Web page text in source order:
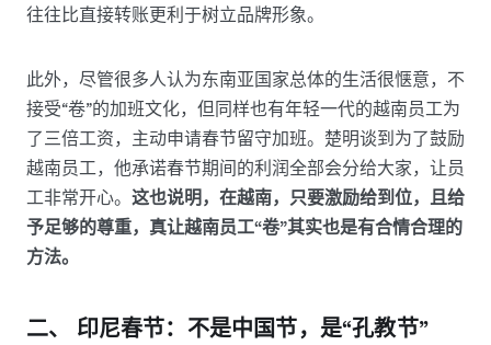
往往比直接转账更利于树立品牌形象。
此外，尽管很多人认为东南亚国家总体的生活很惬意，不
接受“卷”的加班文化，但同样也有年轻一代的越南员工为
了三倍工资，主动申请春节留守加班。楚明谈到为了鼓励
越南员工，他承诺春节期间的利润全部会分给大家，让员
工非常开心。 这也说明，在越南，只要激励给到位，且给
予足够的尊重，真让越南员工“卷”其实也是有合情合理的
方法。
二、 印尼春节：不是中国节，是“孔教节”